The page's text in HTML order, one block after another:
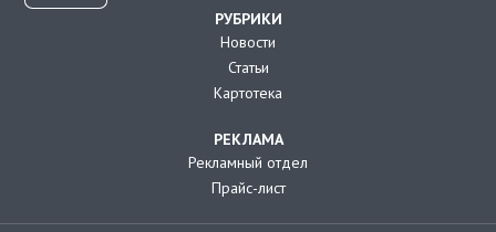
РУБРИКИ
Новости
Статьи
Картотека
РЕКЛАМА
Рекламный отдел
Прайс-лист